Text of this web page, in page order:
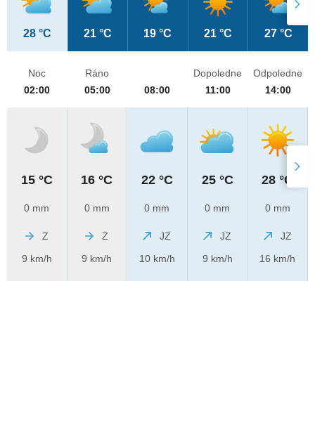
28 °C 21 °C 19 °C 21 °C 27 °C
Noc
02:00
15 °C
0 mm
Z
9 km/h
Ráno
05:00
16 °C
0 mm
Z
9 km/h
08:00
22 °C
0 mm
JZ
10 km/h
Dopoledne
11:00
25 °C
0 mm
JZ
9 km/h
Odpoledne
14:00
28 °C
0 mm
JZ
16 km/h